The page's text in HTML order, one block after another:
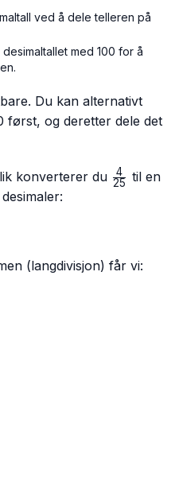
ved å dele telleren på
med 100 for å
Du kan alternativt
først, og deretter dele det
konverterer du \frac{4}
25
4
til en
(langdivisjon) får vi: